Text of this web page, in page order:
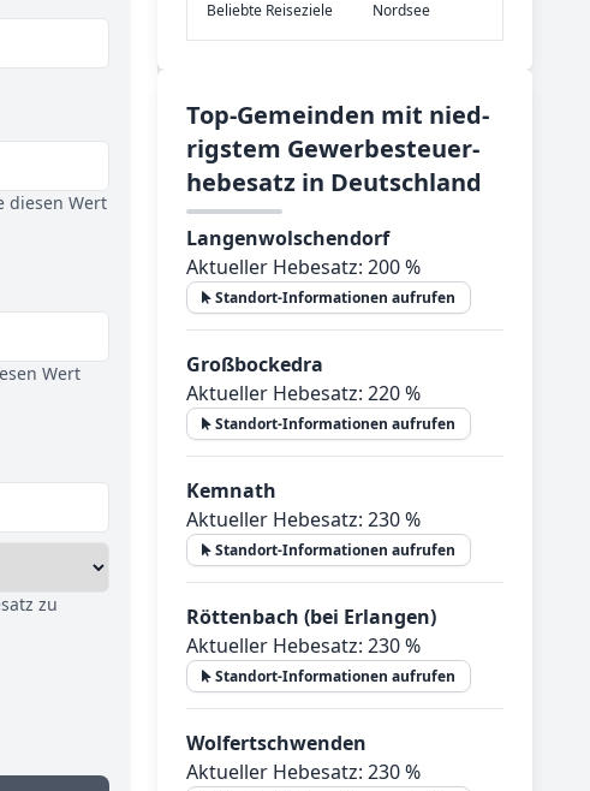
diesen Wert
Wert
zu
Be­lieb­te Rei­se­zie­le Nordsee
Top-­Ge­mein­den mit nied­
rig­stem Ge­wer­be­steu­er­
he­be­satz in Deutsch­land
Langenwolschendorf
Aktueller Hebesatz: 200 %
Standort-Informationen aufrufen
Großbockedra
Aktueller Hebesatz: 220 %
Standort-Informationen aufrufen
Kemnath
Aktueller Hebesatz: 230 %
Standort-Informationen aufrufen
Röttenbach (bei Erlangen)
Aktueller Hebesatz: 230 %
Standort-Informationen aufrufen
Wolfertschwenden
Aktueller Hebesatz: 230 %